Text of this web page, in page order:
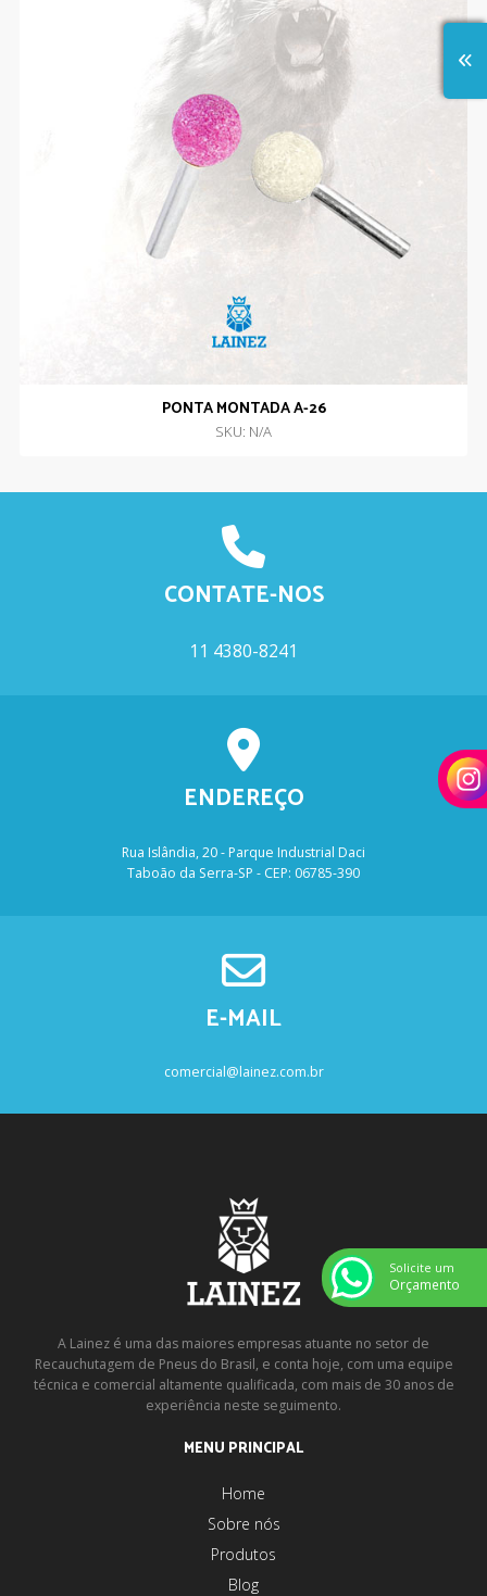
PONTA MONTADA A-26
SKU: N/A
CONTATE-NOS
11 4380-8241
ENDEREÇO
Rua Islândia, 20 - Parque Industrial Daci
Taboão da Serra-SP - CEP: 06785-390
E-MAIL
comercial@lainez.com.br
A Lainez é uma das maiores empresas atuante no setor de
Recauchutagem de Pneus do Brasil, e conta hoje, com uma equipe
técnica e comercial altamente qualificada, com mais de 30 anos de
experiência neste seguimento.
MENU PRINCIPAL
Home
Sobre nós
Produtos
Blog
Solicite um
Orçamento